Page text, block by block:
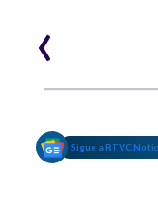
‹
Sigue a RTVC